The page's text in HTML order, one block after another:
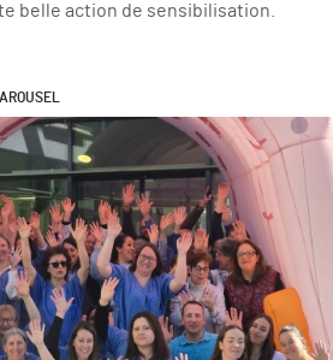
belle action de sensibilisation.